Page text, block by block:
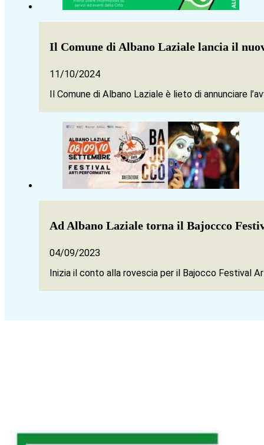
Il Comune di Albano Laziale lancia il
11/10/2024
Il Comune di Albano Laziale è lieto di annunciare
Ad Albano Laziale torna il Bajoccco
04/09/2023
Inizia il conto alla rovescia per il Bajocco Festival